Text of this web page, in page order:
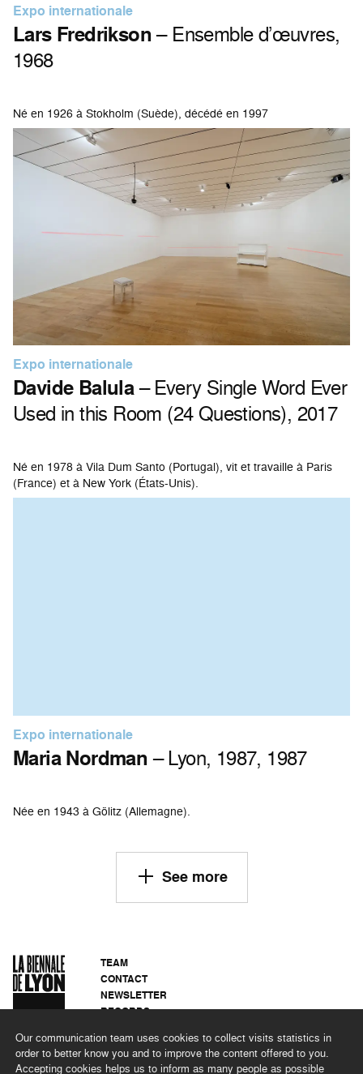
Our communication team uses cookies to collect visits statistics in
order to better know you and to improve the content offered to you.
Accepting cookies helps us to inform as many people as possible
Expo internationale
Lars Fredrikson– Ensemble d’œuvres,
1968
Né en 1926 à Stokholm (Suède), décédé en 1997
Expo internationale
Davide Balula– Every Single Word Ever
Used in this Room (24 Questions), 2017
Né en 1978 à Vila Dum Santo (Portugal), vit et travaille à Paris
(France) et à New York (États-Unis).
Expo internationale
Maria Nordman– Lyon, 1987, 1987
Née en 1943 à Gölitz (Allemagne).
See more
TEAM
CONTACT
NEWSLETTER
RECORDS
LEGAL NOTICES
CSR PROGRAMME